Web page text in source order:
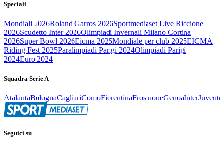
Speciali
Mondiali 2026Roland Garros 2026Sportmediaset Live Riccione
2026Scudetto Inter 2026Olimpiadi Invernali Milano Cortina
2026Super Bowl 2026Eicma 2025Mondiale per club 2025EICMA
Riding Fest 2025Paralimpiadi Parigi 2024Olimpiadi Parigi
2024Euro 2024
Squadra Serie A
AtalantaBolognaCagliariComoFiorentinaFrosinoneGenoaInter
Seguici su